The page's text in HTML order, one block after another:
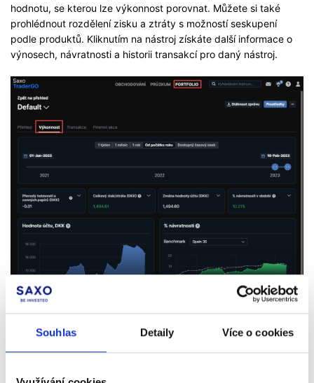
Souhlas Detaily Více o cookies
hodnotu, se kterou lze výkonnost porovnat. Můžete si také
prohlédnout rozdělení zisku a ztráty s možností seskupení
podle produktů. Kliknutím na nástroj získáte další informace o
výnosech, návratnosti a historii transakcí pro daný nástroj.